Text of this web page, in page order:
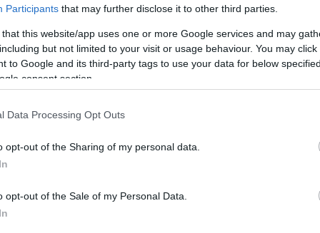
Participants that may further disclose it to other third parties.
that this website/app uses one or more Google services and may
but not limited to your visit or usage behaviour. You may
to Google and its third-party tags to use your data for below
consent section.
Data Processing Opt Outs
opt-out of the Sharing of my personal data.
opt-out of the Sale of my Personal Data.